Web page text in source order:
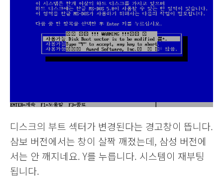
디스크의 부트 섹터가 변경된다는 경고창이 뜹니다.
삼보 버전에서는 창이 살짝 깨졌는데, 삼성 버전에
서는 안 깨지네요. Y를 누릅니다. 시스템이 재부팅
됩니다.